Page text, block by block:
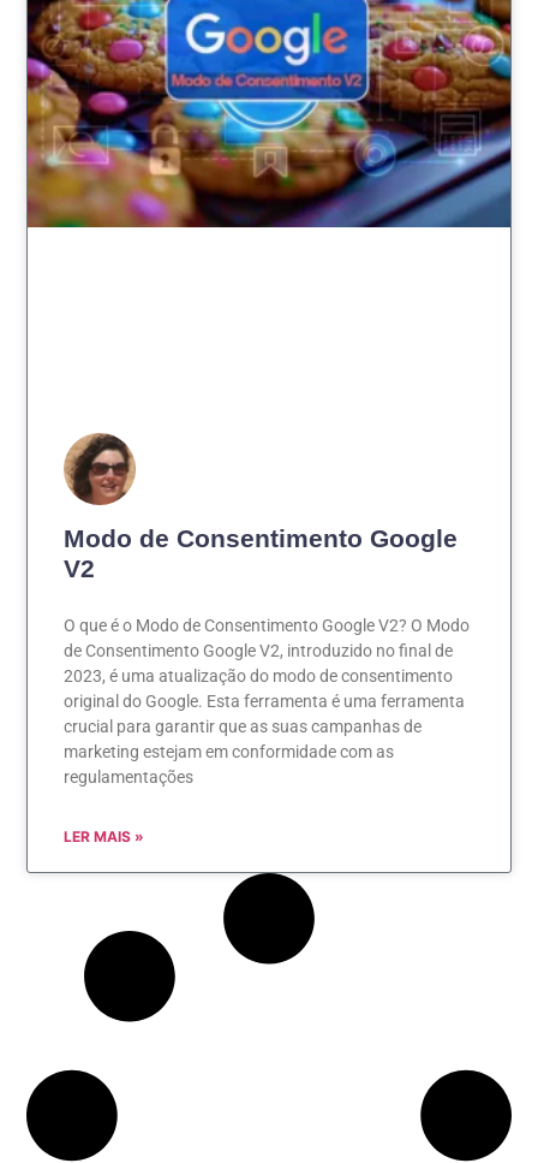
Modo de Consentimento Google
V2
O que é o Modo de Consentimento Google V2? O Modo
de Consentimento Google V2, introduzido no final de
2023, é uma atualização do modo de consentimento
original do Google. Esta ferramenta é uma ferramenta
crucial para garantir que as suas campanhas de
marketing estejam em conformidade com as
regulamentações
LER MAIS »